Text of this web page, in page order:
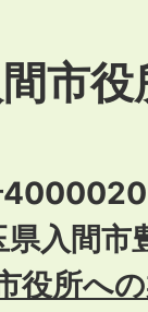
市役
入間市
役所へ